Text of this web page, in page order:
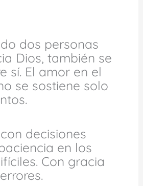
dos personas
Dios, también se
sí. El amor en el
se sostiene solo
decisiones
en los
Con gracia